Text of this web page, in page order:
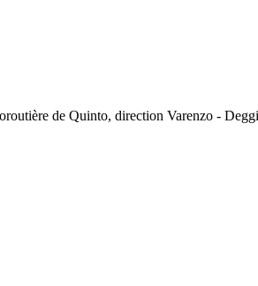
de Quinto, direction Varenzo -